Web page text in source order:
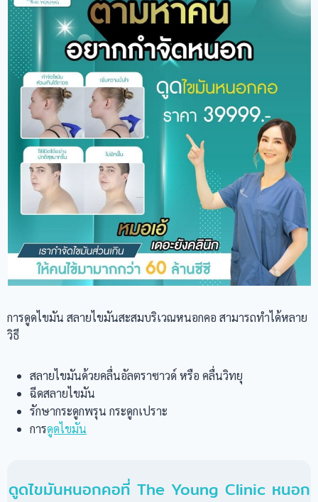
การดูดไขมัน สลายไขมันสะสมบริเวณหนอกคอ สามารถทำได้หลาย
วิธี
สลายไขมันด้วยคลื่นอัลตราซาวด์ หรือ คลื่นวิทยุ
ฉีดสลายไขมัน
รักษากระดูกพรุน กระดูกเปราะ
การดูดไขมัน
ดูดไขมันหนอกคอที่ The Young Clinic หนอก